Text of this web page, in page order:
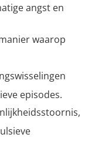
angst en
waarop
episodes.